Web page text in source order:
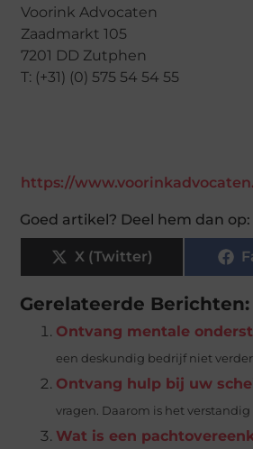
Voorink Advocaten
Zaadmarkt 105
7201 DD Zutphen
T: (+31) (0) 575 54 54 55
https://
Goed artikel? Deel hem dan op:
X (Twitter)
Gerelateerde Berichten:
Ontvang mentale
een deskundig bedrijf niet verder
Ontvang hulp bij uw
vragen. Daarom is het
Wat is een